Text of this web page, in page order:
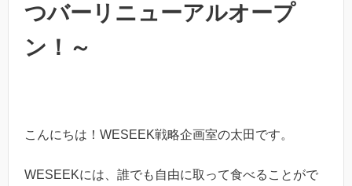
つバーリニューアルオープ
ン！～
こんにちは！WESEEK戦略企画室の太田です。
WESEEKには、誰でも自由に取って食べることがで